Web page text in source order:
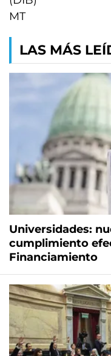
MT
LAS MÁS
Universidades:
cumplimiento
Financiamiento